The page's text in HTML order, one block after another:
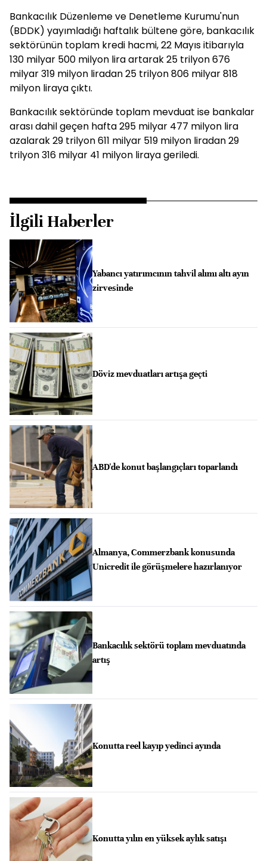
Bankacılık Düzenleme ve Denetleme Kurumu'nun
(BDDK) yayımladığı haftalık bültene göre, bankacılık
sektörünün toplam kredi hacmi, 22 Mayıs itibarıyla
130 milyar 500 milyon lira artarak 25 trilyon 676
milyar 319 milyon liradan 25 trilyon 806 milyar 818
milyon liraya çıktı.
Bankacılık sektöründe toplam mevduat ise bankalar
arası dahil geçen hafta 295 milyar 477 milyon lira
azalarak 29 trilyon 611 milyar 519 milyon liradan 29
trilyon 316 milyar 41 milyon liraya geriledi.
İlgili Haberler
Yabancı yatırımcının tahvil alımı altı ayın
zirvesinde
Döviz mevduatları artışa geçti
ABD'de konut başlangıçları toparlandı
Almanya, Commerzbank konusunda
Unicredit ile görüşmelere hazırlanıyor
Bankacılık sektörü toplam mevduatında
artış
Konutta reel kayıp yedinci ayında
Konutta yılın en yüksek aylık satışı